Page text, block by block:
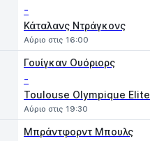
-
Κάταλανς Ντράγκονς
Αύριο στις 16:00
Γουίγκαν Ουόριορς
-
Toulouse Olympique Elite
Αύριο στις 19:30
Μπράντφορντ Μπουλς